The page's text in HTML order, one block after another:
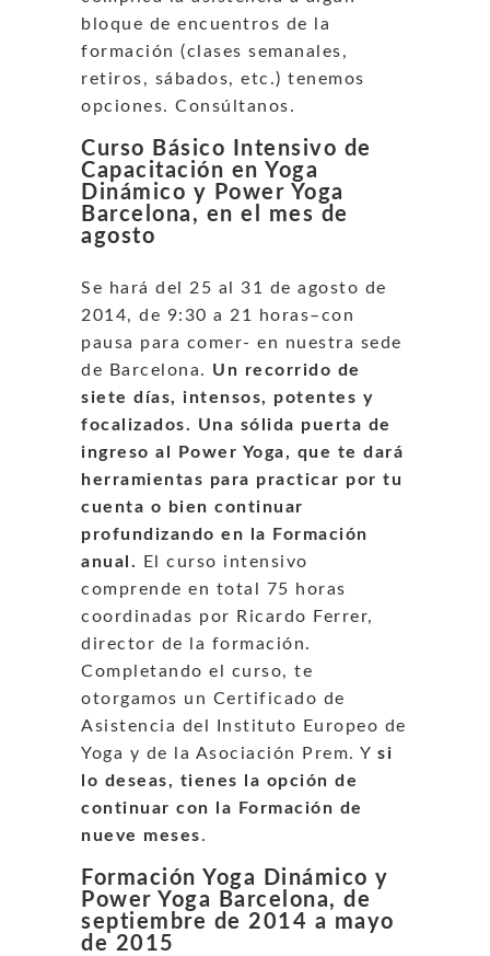
bloque de encuentros de la
formación (clases semanales,
retiros, sábados, etc.) tenemos
opciones. Consúltanos.
Curso Básico Intensivo de
Capacitación en Yoga
Dinámico y Power Yoga
Barcelona, en el mes de
agosto
Se hará del 25 al 31 de agosto de
2014, de 9:30 a 21 horas–con
pausa para comer- en nuestra sede
de Barcelona. Un recorrido de
siete días, intensos, potentes y
focalizados. Una sólida puerta de
ingreso al Power Yoga, que te dará
herramientas para practicar por tu
cuenta o bien continuar
profundizando en la Formación
anual. El curso intensivo
comprende en total 75 horas
coordinadas por Ricardo Ferrer,
director de la formación.
Completando el curso, te
otorgamos un Certificado de
Asistencia del Instituto Europeo de
Yoga y de la Asociación Prem. Y si
lo deseas, tienes la opción de
continuar con la Formación de
nueve meses.
Formación Yoga Dinámico y
Power Yoga Barcelona, de
septiembre de 2014 a mayo
de 2015